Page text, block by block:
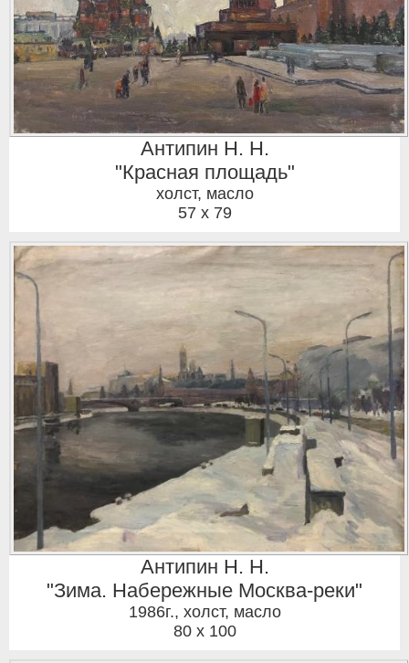
Антипин Н. Н.
"Красная площадь"
холст, масло
57 x 79
Антипин Н. Н.
"Зима. Набережные Москва-реки"
1986г., холст, масло
80 x 100